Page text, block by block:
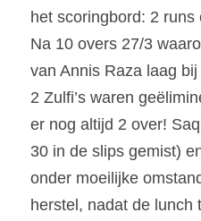
het scoringbord: 2
Na 10 overs 27/3
van Annis Raza laag
2 Zulfi’s waren
er nog altijd 2 over!
30 in de slips gemist)
onder moeilijke
herstel, nadat de lunch